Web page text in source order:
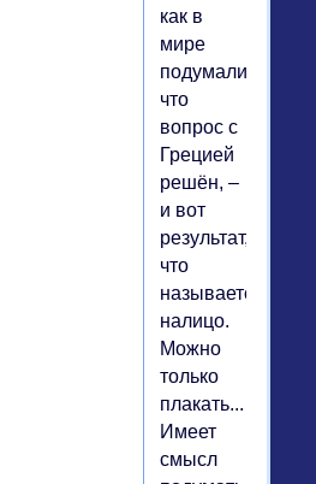
как в
мире
подумали,
что
вопрос с
Грецией
решён, –
и вот
результат,
что
называется,
налицо.
Можно
только
плакать...
Имеет
смысл